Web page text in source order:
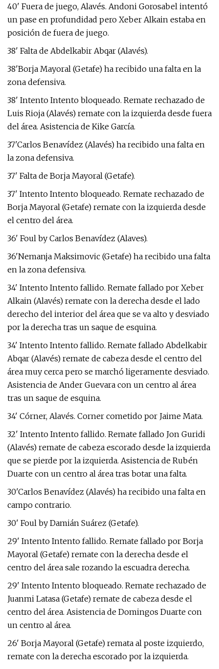
40' Fuera de juego, Alavés. Andoni Gorosabel intentó
un pase en profundidad pero Xeber Alkain estaba en
posición de fuera de juego.
38' Falta de Abdelkabir Abqar (Alavés).
38'Borja Mayoral (Getafe) ha recibido una falta en la
zona defensiva.
38' Intento Intento bloqueado. Remate rechazado de
Luis Rioja (Alavés) remate con la izquierda desde fuera
del área. Asistencia de Kike García.
37'Carlos Benavídez (Alavés) ha recibido una falta en
la zona defensiva.
37' Falta de Borja Mayoral (Getafe).
37' Intento Intento bloqueado. Remate rechazado de
Borja Mayoral (Getafe) remate con la izquierda desde
el centro del área.
36' Foul by Carlos Benavídez (Alaves).
36'Nemanja Maksimovic (Getafe) ha recibido una falta
en la zona defensiva.
34' Intento Intento fallido. Remate fallado por Xeber
Alkain (Alavés) remate con la derecha desde el lado
derecho del interior del área que se va alto y desviado
por la derecha tras un saque de esquina.
34' Intento Intento fallido. Remate fallado Abdelkabir
Abqar (Alavés) remate de cabeza desde el centro del
área muy cerca pero se marchó ligeramente desviado.
Asistencia de Ander Guevara con un centro al área
tras un saque de esquina.
34' Córner, Alavés. Corner cometido por Jaime Mata.
32' Intento Intento fallido. Remate fallado Jon Guridi
(Alavés) remate de cabeza escorado desde la izquierda
que se pierde por la izquierda. Asistencia de Rubén
Duarte con un centro al área tras botar una falta.
30'Carlos Benavídez (Alavés) ha recibido una falta en
campo contrario.
30' Foul by Damián Suárez (Getafe).
29' Intento Intento fallido. Remate fallado por Borja
Mayoral (Getafe) remate con la derecha desde el
centro del área sale rozando la escuadra derecha.
29' Intento Intento bloqueado. Remate rechazado de
Juanmi Latasa (Getafe) remate de cabeza desde el
centro del área. Asistencia de Domingos Duarte con
un centro al área.
26' Borja Mayoral (Getafe) remata al poste izquierdo,
remate con la derecha escorado por la izquierda.